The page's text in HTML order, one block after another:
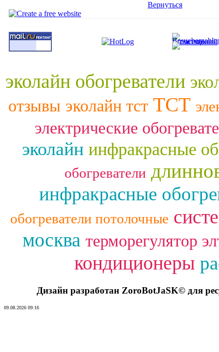
Вернуться
эколайн обогреватели
отзывы эколайн тст ТСТ
электрические
эколайн инфракрасные
обогреватели
инфракрасные
обогреватели потолочные
москва терморегулятор
кондиционеры
Дизайн разработан ZoroBotJaSK© для
09.08.2026 09:16